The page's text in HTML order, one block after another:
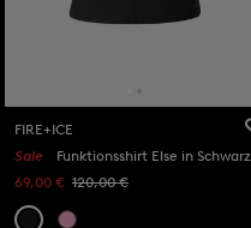
FIRE+ICE
Sale
Funktionsshirt Else in Schwarz
69,00 € 120,00 €